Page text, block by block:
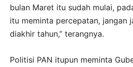
bulan Maret itu sudah mulai,
itu meminta percepatan, jangan
diakhir tahun,” terangnya.
Politisi PAN itupun meminta